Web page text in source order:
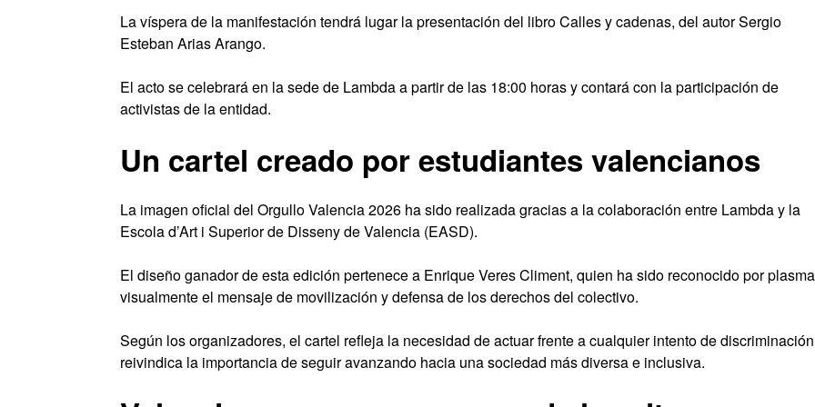
La víspera de la manifestación tendrá lugar la presentación del libro Calles y cadenas, del autor Sergio
Esteban Arias Arango.
El acto se celebrará en la sede de Lambda a partir de las 18:00 horas y contará con la participación de
activistas de la entidad.
Un cartel creado por estudiantes valencianos
La imagen oficial del Orgullo Valencia 2026 ha sido realizada gracias a la colaboración entre Lambda y la
Escola d’Art i Superior de Disseny de Valencia (EASD).
El diseño ganador de esta edición pertenece a Enrique Veres Climent, quien ha sido reconocido por
visualmente el mensaje de movilización y defensa de los derechos del colectivo.
Según los organizadores, el cartel refleja la necesidad de actuar frente a cualquier intento de
reivindica la importancia de seguir avanzando hacia una sociedad más diversa e inclusiva.